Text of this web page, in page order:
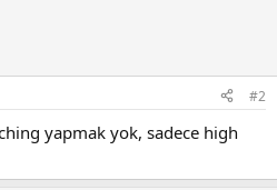
#2
yapmak yok, sadece high